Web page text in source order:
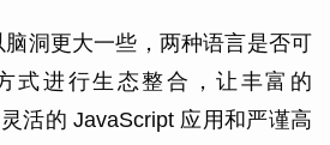
洞更大一些，两种语言是否可
式进行生态整合，让丰富的
活的 JavaScript 应用和严谨高